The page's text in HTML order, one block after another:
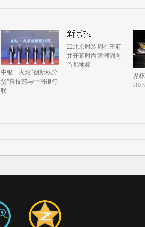
中银—火炬“创新积分
贷”科技部与中国银行
联
22北京时装周在王府
井开幕时尚浪潮涌向
首都地标
界